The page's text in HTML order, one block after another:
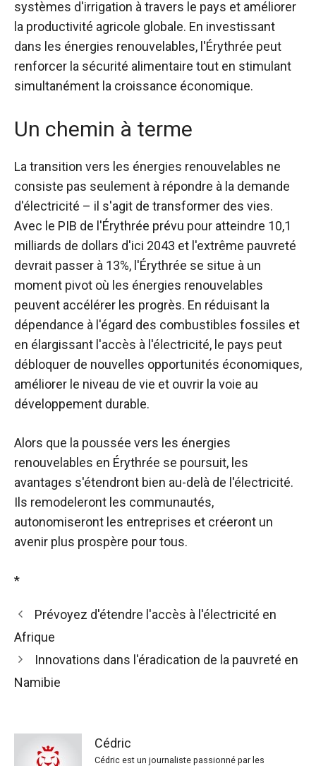
systèmes d'irrigation à travers le pays et améliorer
la productivité agricole globale. En investissant
dans les énergies renouvelables, l'Érythrée peut
renforcer la sécurité alimentaire tout en stimulant
simultanément la croissance économique.
Un chemin à terme
La transition vers les énergies renouvelables ne
consiste pas seulement à répondre à la demande
d'électricité – il s'agit de transformer des vies.
Avec le PIB de l'Érythrée prévu pour atteindre 10,1
milliards de dollars d'ici 2043 et l'extrême pauvreté
devrait passer à 13%, l'Érythrée se situe à un
moment pivot où les énergies renouvelables
peuvent accélérer les progrès. En réduisant la
dépendance à l'égard des combustibles fossiles et
en élargissant l'accès à l'électricité, le pays peut
débloquer de nouvelles opportunités économiques,
améliorer le niveau de vie et ouvrir la voie au
développement durable.
Alors que la poussée vers les énergies
renouvelables en Érythrée se poursuit, les
avantages s'étendront bien au-delà de l'électricité.
Ils remodeleront les communautés,
autonomiseront les entreprises et créeront un
avenir plus prospère pour tous.
*
Prévoyez d'étendre l'accès à l'électricité en
Afrique
Innovations dans l'éradication de la pauvreté en
Namibie
Cédric
Cédric est un journaliste passionné par les